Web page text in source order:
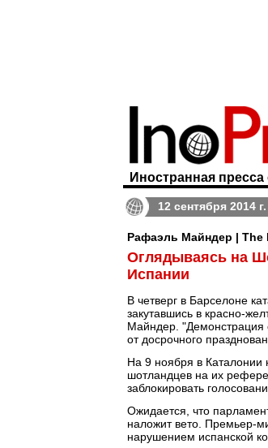
Иностранная
12 сентября 2014 г.
Рафаэль Майндер | The
Оглядываясь на
Испании
В четверг в Барселоне
закутавшись в красно-
Майндер.
от досрочного
На 9 ноября в
шотландцев на их
заблокировать
Ожидается, что
наложит вето. Премьер-
нарушением испанской